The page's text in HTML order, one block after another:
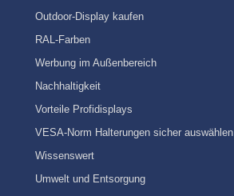
Outdoor-Display kaufen
RAL-Farben
Werbung im Außenbereich
Nachhaltigkeit
Vorteile Profidisplays
VESA-Norm Halterungen sicher auswählen
Wissenswert
Umwelt und Entsorgung